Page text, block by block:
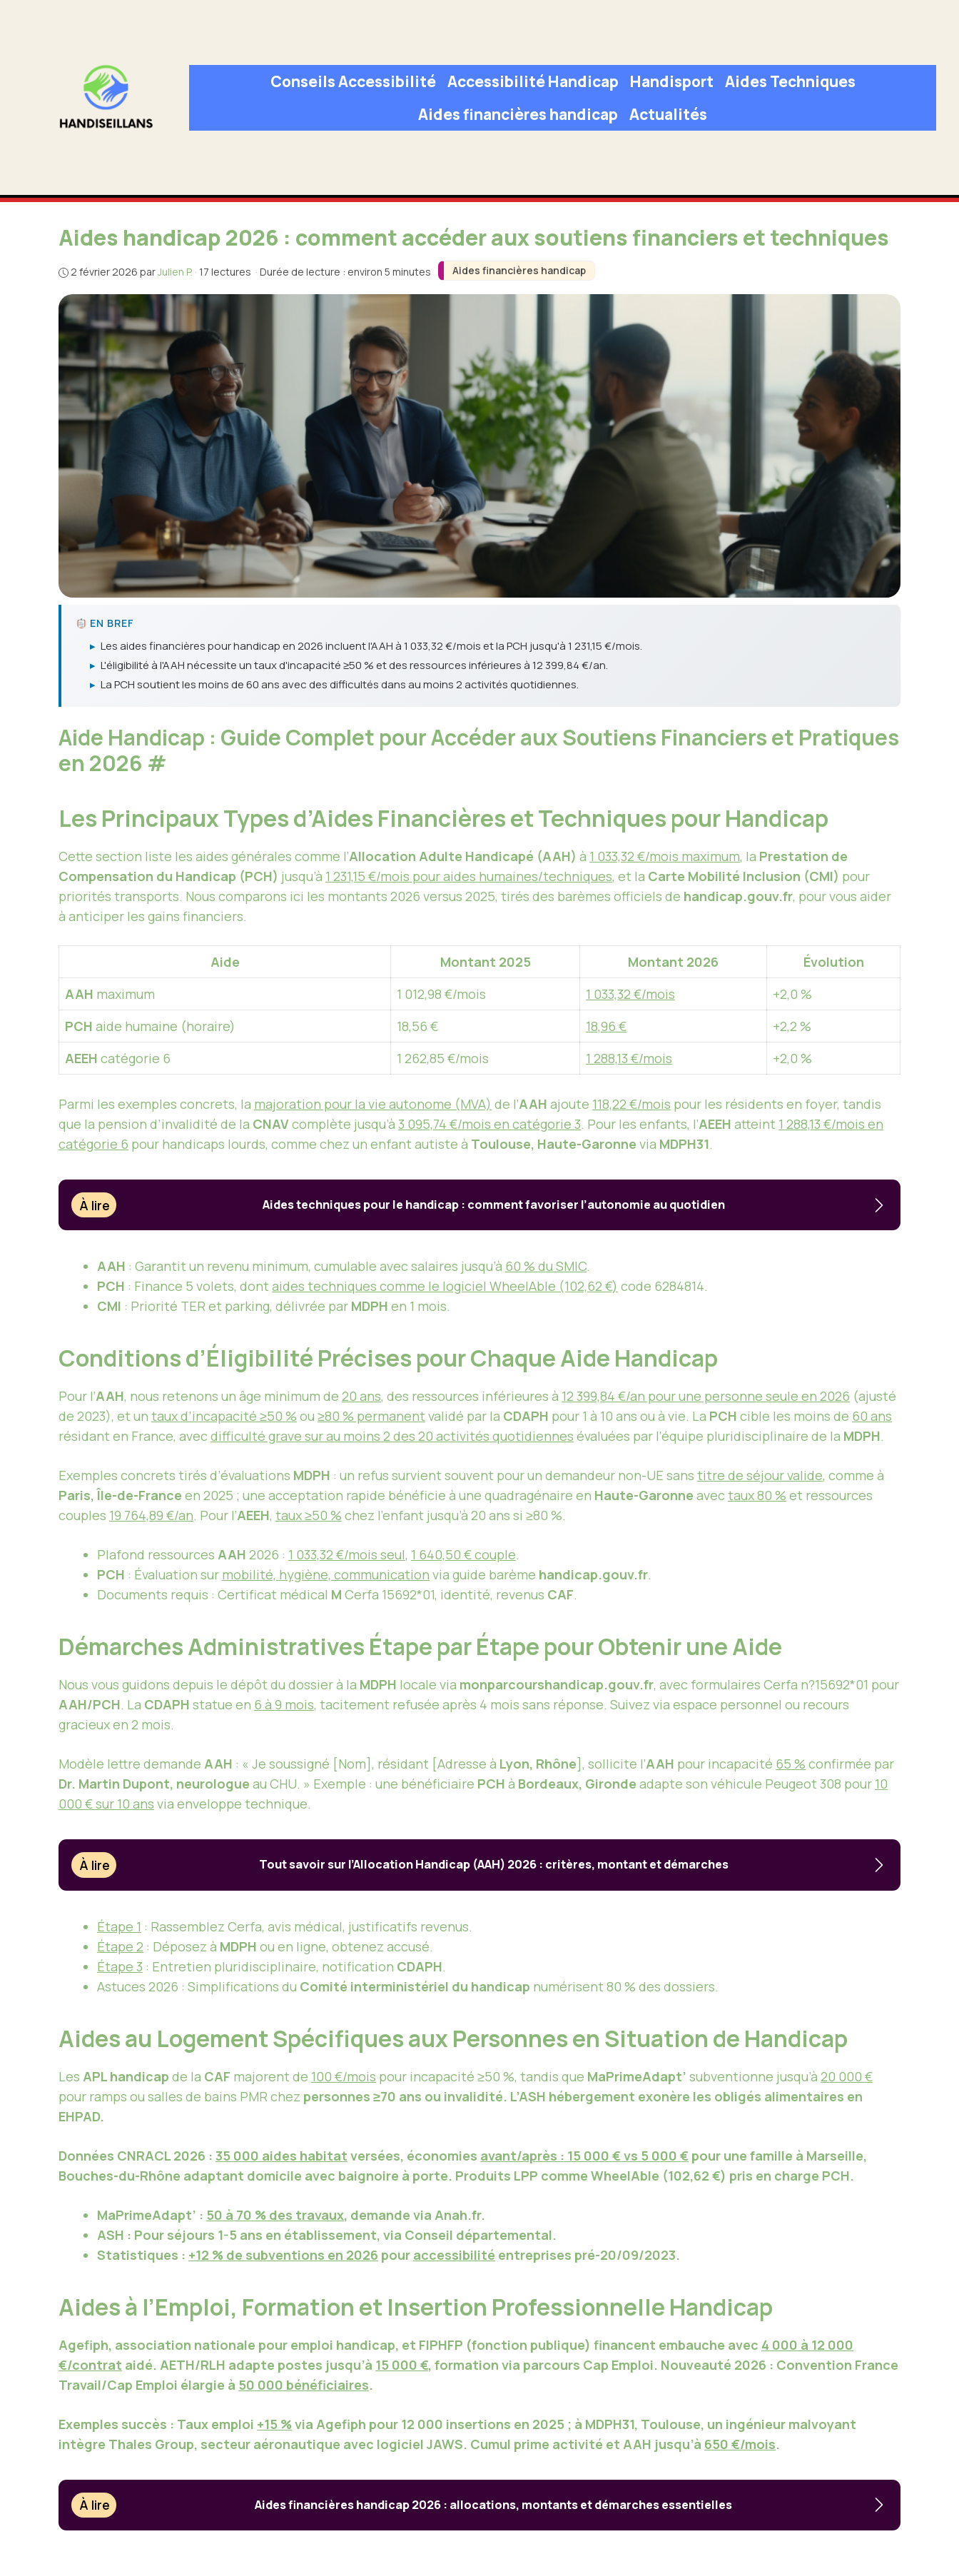
Conseils Accessibilité Accessibilité Handicap Handisport
Aides Techniques
Aides financières handicap
Actualités
Aides financières handicap
Aides handicap 2026 : comment accéder aux soutiens financiers et techniques
2 février 2026 parJulien P. · 17 lectures · Durée de lecture : environ 5 minutes
EN BREF
▸ Les aides financières pour handicap en 2026 incluent l'AAH à 1 033,32 €/mois et la PCH jusqu'à 1 231,15 €/mois.
▸ L'éligibilité à l'AAH nécessite un taux d'incapacité ≥50 % et des ressources inférieures à 12 399,84 €/an.
▸ La PCH soutient les moins de 60 ans avec des difficultés dans au moins 2 activités quotidiennes.
Aide Handicap : Guide Complet pour Accéder aux Soutiens Financiers et Pratiques
en 2026 #
Les Principaux Types d’Aides Financières et Techniques pour Handicap
Cette section liste les aides générales comme l’Allocation Adulte Handicapé (AAH) à 1 033,32 €/mois maximum, la Prestation de
Compensation du Handicap (PCH) jusqu’à 1 231,15 €/mois pour aides humaines/techniques, et la Carte Mobilité Inclusion (CMI) pour
priorités transports. Nous comparons ici les montants 2026 versus 2025, tirés des barèmes officiels de handicap.gouv.fr, pour vous aider
à anticiper les gains financiers.
Aide Montant 2025 Montant 2026
Évolution
AAH maximum 1 012,98 €/mois 1 033,32 €/mois
+2,0 %
PCH aide humaine (horaire) 18,56 € 18,96 €
+2,2 %
AEEH catégorie 6 1 262,85 €/mois 1 288,13 €/mois +2,0 %
Parmi les exemples concrets, la majoration pour la vie autonome (MVA) de l’AAH ajoute 118,22 €/mois pour les résidents en foyer, tandis
que la pension d’invalidité de la CNAVcomplète jusqu’à 3 095,74 €/mois en catégorie 3. Pour les enfants, l’AEEH atteint 1 288,13 €/mois en
catégorie 6 pour handicaps lourds, comme chez un enfant autiste à Toulouse, Haute-Garonne via MDPH31.
À lire Aides techniques pour le handicap : comment favoriser l’autonomie au quotidien
AAH : Garantit un revenu minimum, cumulable avec salaires jusqu’à 60 % du SMIC.
PCH : Finance 5 volets, dontaides techniques comme le logiciel WheelAble (102,62 €) code 6284814.
CMI : Priorité TER et parking, délivrée par MDPH en 1 mois.
Conditions d’Éligibilité Précises pour Chaque Aide Handicap
Pour l’AAH, nous retenons un âge minimum de 20 ans, des ressources inférieures à 12 399,84 €/an pour une personne seule en 2026 (ajusté
de 2023), et un taux d’incapacité ≥50 % ou ≥80 % permanentvalidé par la CDAPH pour 1 à 10 ans ou à vie. La PCH cible les moins de 60 ans
résidant en France, avec difficulté grave sur au moins 2 des 20 activités quotidiennes évaluées par l’équipe pluridisciplinaire de la MDPH.
Exemples concrets tirés d’évaluations MDPH : un refus survient souvent pour un demandeur non-UE sans titre de séjour valide, comme à
Paris, Île-de-France en 2025 ; une acceptation rapide bénéficie à une quadragénaire en Haute-Garonne avec taux 80 % et ressources
couples 19 764,89 €/an. Pour l’AEEH, taux ≥50 % chez l’enfant jusqu’à 20 ans si ≥80 %.
Plafond ressources AAH 2026 : 1 033,32 €/mois seul, 1 640,50 € couple.
PCH : Évaluation sur mobilité, hygiène, communication via guide barème handicap.gouv.fr.
Documents requis : Certificat médical M Cerfa 15692*01, identité, revenus CAF.
Démarches Administratives Étape par Étape pour Obtenir une Aide
Nous vous guidons depuis le dépôt du dossier à la MDPH locale via monparcourshandicap.gouv.fr, avec formulaires Cerfa n?15692*01 pour
AAH/PCH. La CDAPH statue en 6 à 9 mois, tacitement refusée après 4 mois sans réponse. Suivez via espace personnel ou recours
gracieux en 2 mois.
Modèle lettre demande AAH : « Je soussigné [Nom], résidant [Adresse à Lyon, Rhône], sollicite l’AAH pour incapacité 65 % confirmée par
Dr. Martin Dupont, neurologue au CHU. » Exemple : une bénéficiaire PCH à Bordeaux, Gironde adapte son véhicule Peugeot 308 pour 10
000 € sur 10 ans via enveloppe technique.
À lire Tout savoir sur l’Allocation Handicap (AAH) 2026 : critères, montant et démarches
Étape 1 : Rassemblez Cerfa, avis médical, justificatifs revenus.
Étape 2 : Déposez à MDPH ou en ligne, obtenez accusé.
Étape 3 : Entretien pluridisciplinaire, notification CDAPH.
Astuces 2026 : Simplifications du Comité interministériel du handicap numérisent 80 % des dossiers.
Aides au Logement Spécifiques aux Personnes en Situation de Handicap
Les APL handicap de la CAF majorent de 100 €/mois pour incapacité ≥50 %, tandis que MaPrimeAdapt’ subventionne jusqu’à 20 000 €
pour ramps ou salles de bains PMR chez personnes ≥70 ans ou invalidité. L’ASH hébergement exonère les obligés alimentaires en
EHPAD.
Données CNRACL 2026 : 35 000 aides habitat versées, économies avant/après : 15 000 € vs 5 000 € pour une famille à Marseille,
Bouches-du-Rhône adaptant domicile avec baignoire à porte. Produits LPP comme WheelAble (102,62 €) pris en charge PCH.
MaPrimeAdapt’ : 50 à 70 % des travaux, demande via Anah.fr.
ASH : Pour séjours 1-5 ans en établissement, via Conseil départemental.
Statistiques : +12 % de subventions en 2026 pour accessibilité entreprises pré-20/09/2023.
Aides à l’Emploi, Formation et Insertion Professionnelle Handicap
Agefiph, association nationale pour emploi handicap, et FIPHFP (fonction publique) financent embauche avec 4 000 à 12 000
€/contrat aidé. AETH/RLH adapte postes jusqu’à 15 000 €, formation via parcours Cap Emploi. Nouveauté 2026 : Convention France
Travail/Cap Emploi élargie à 50 000 bénéficiaires.
Exemples succès : Taux emploi +15 %via Agefiph pour 12 000 insertions en 2025 ; à MDPH31, Toulouse, un ingénieur malvoyant
intègre Thales Group, secteur aéronautique avec logiciel JAWS. Cumul prime activité et AAH jusqu’à 650 €/mois.
À lire Aides financières handicap 2026 : allocations, montants et démarches essentielles